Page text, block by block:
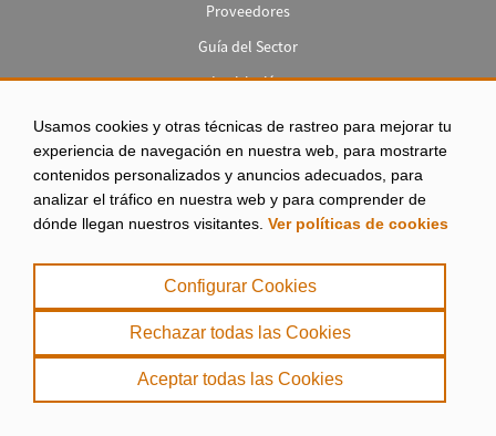
Usamos cookies y otras técnicas de rastreo para mejorar tu
experiencia de navegación en nuestra web, para mostrarte
contenidos personalizados y anuncios adecuados, para
analizar el tráfico en nuestra web y para comprender de
dónde llegan nuestros visitantes. Ver políticas de cookies
Configurar Cookies
Rechazar todas las Cookies
Aceptar todas las Cookies
Proveedores
Guía del Sector
Legislación
Empleo
Aviso legal
|
Política de Privacidad
|
. misPeces Copyright 2000 - 2026. Todos los derechos reservados